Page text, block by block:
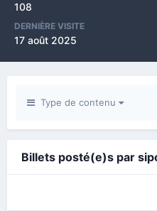
108
DERNIÈRE VISITE
17 août 2025
Type de contenu
Billets posté(e)s par